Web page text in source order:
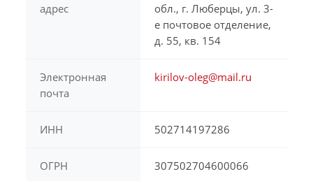
адрес
обл., г. Люберцы, ул. 3-
е почтовое отделение,
д. 55, кв. 154
Электронная
почта
kirilov-oleg@mail.ru
ИНН 502714197286
ОГРН 307502704600066